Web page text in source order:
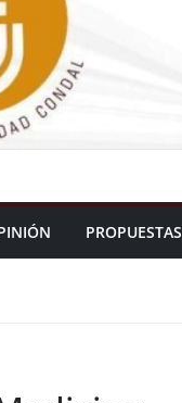
PROPUESTAS